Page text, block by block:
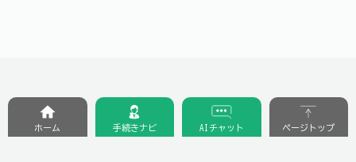
ホーム 手続きナビ AIチャット ページトップ